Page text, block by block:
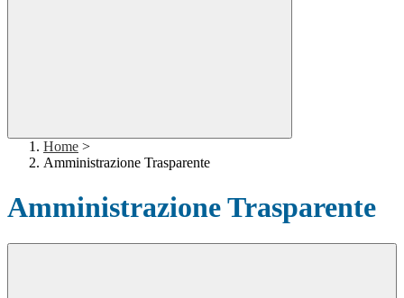
Home >
Amministrazione Trasparente
Amministrazione Trasparente